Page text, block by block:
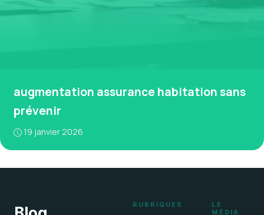
augmentation assurance habitation sans
prévenir
19 janvier 2026
RUBRIQUES
LE
MÉDIA